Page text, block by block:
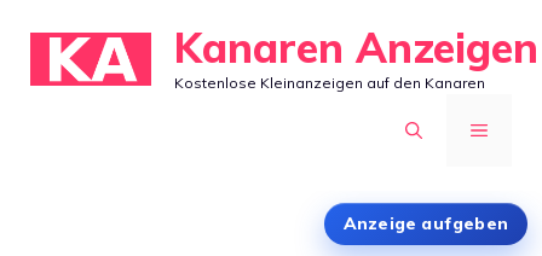
Inhalt
springen
Kanaren Anzeigen
Kostenlose Kleinanzeigen auf den Kanaren
MENÜ
Anzeige aufgeben